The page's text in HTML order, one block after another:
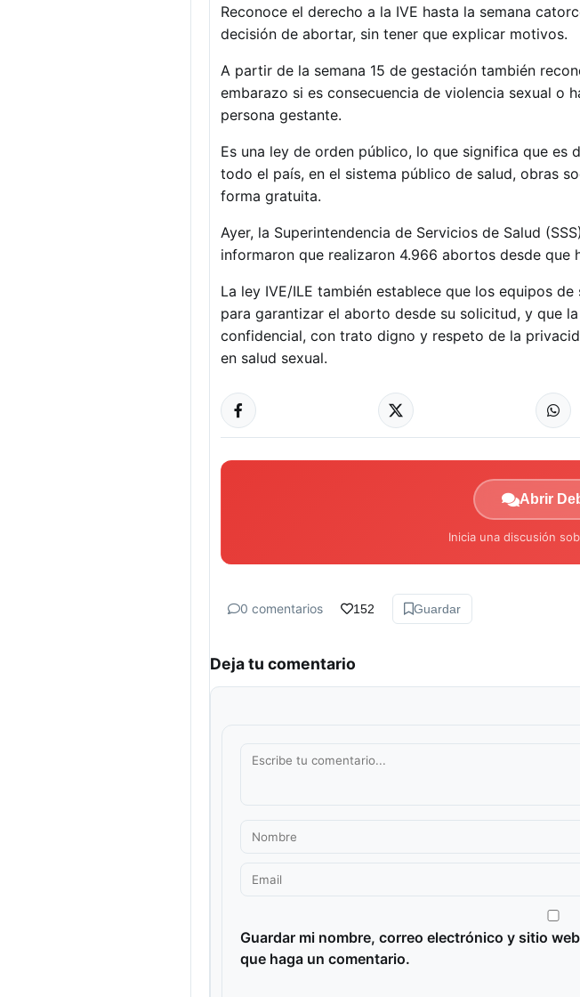
Reconoce el derecho a la IVE hasta la semana
decisión de abortar, sin tener que explicar motivos.
A partir de la semana 15 de gestación también
embarazo si es consecuencia de violencia sexual o
persona gestante.
Es una ley de orden público, lo que significa que
todo el país, en el sistema público de salud, obras
forma gratuita.
Ayer, la Superintendencia de Servicios de Salud
informaron que realizaron 4.966 abortos desde que
La ley IVE/ILE también establece que los equipos
para garantizar el aborto desde su solicitud, y que
confidencial, con trato digno y respeto de la
en salud sexual.
Abrir
Inicia una discusión
0 comentarios 152 Guardar
Deja tu comentario
Guardar mi nombre, correo electrónico y sitio
que haga un comentario.